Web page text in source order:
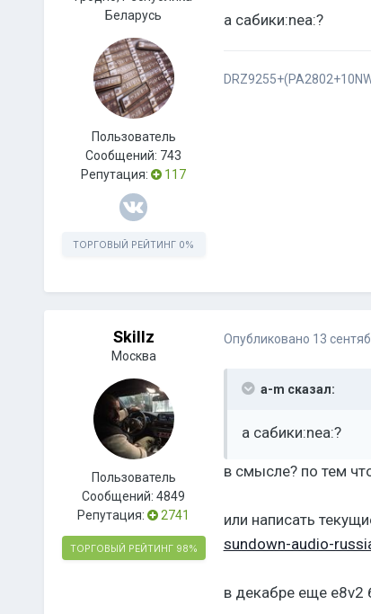
Беларусь
Пользователь
Сообщений: 743
Репутация:
117
ТОРГОВЫЙ РЕЙТИНГ 0%
а сабики:nea:?
Skillz
Москва
Пользователь
Сообщений:4849
Репутация:
2741
ТОРГОВЫЙ РЕЙТИНГ 98%
Опубликовано 13
a-m сказал:
а сабики:nea:?
в смысле? по тем
или написать
sundown-audio-
в декабре еще e8v2